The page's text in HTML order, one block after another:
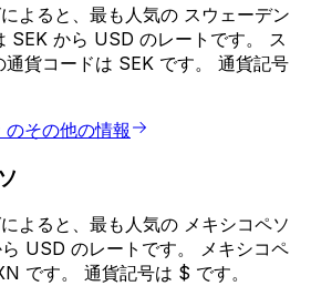
よると、最も人気の スウェーデン
SEK から USD のレートです。 ス
通貨コードは SEK です。 通貨記号
その他の情報
よると、最も人気の メキシコペソ
USD のレートです。 メキシコペ
です。 通貨記号は $ です。